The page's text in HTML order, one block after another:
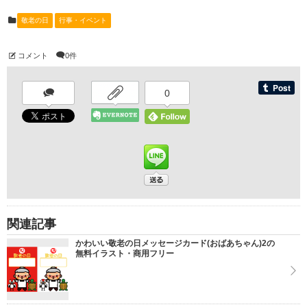
敬老の日 行事・イベント
コメント 0件
0
関連記事
かわいい敬老の日メッセージカード(おばあちゃん)2の
無料イラスト・商用フリー